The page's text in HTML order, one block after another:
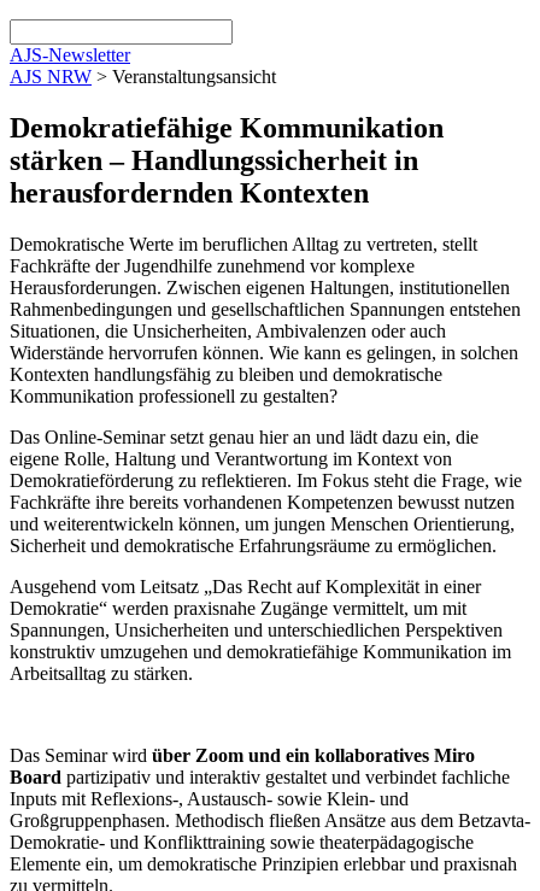
AJS-Newsletter
AJS NRW > Veranstaltungsansicht
Demokratiefähige Kommunikation
stärken – Handlungssicherheit in
herausfordernden Kontexten
Demokratische Werte im beruflichen Alltag zu vertreten, stellt
Fachkräfte der Jugendhilfe zunehmend vor komplexe
Herausforderungen. Zwischen eigenen Haltungen, institutionellen
Rahmenbedingungen und gesellschaftlichen Spannungen entstehen
Situationen, die Unsicherheiten, Ambivalenzen oder auch
Widerstände hervorrufen können. Wie kann es gelingen, in solchen
Kontexten handlungsfähig zu bleiben und demokratische
Kommunikation professionell zu gestalten?
Das Online-Seminar setzt genau hier an und lädt dazu ein, die
eigene Rolle, Haltung und Verantwortung im Kontext von
Demokratieförderung zu reflektieren. Im Fokus steht die Frage, wie
Fachkräfte ihre bereits vorhandenen Kompetenzen bewusst nutzen
und weiterentwickeln können, um jungen Menschen Orientierung,
Sicherheit und demokratische Erfahrungsräume zu ermöglichen.
Ausgehend vom Leitsatz „Das Recht auf Komplexität in einer
Demokratie“ werden praxisnahe Zugänge vermittelt, um mit
Spannungen, Unsicherheiten und unterschiedlichen Perspektiven
konstruktiv umzugehen und demokratiefähige Kommunikation im
Arbeitsalltag zu stärken.
Das Seminar wird über Zoom und ein kollaboratives Miro
Board partizipativ und interaktiv gestaltet und verbindet fachliche
Inputs mit Reflexions-, Austausch- sowie Klein- und
Großgruppenphasen. Methodisch fließen Ansätze aus dem Betzavta-
Demokratie- und Konflikttraining sowie theaterpädagogische
Elemente ein, um demokratische Prinzipien erlebbar und praxisnah
zu vermitteln.